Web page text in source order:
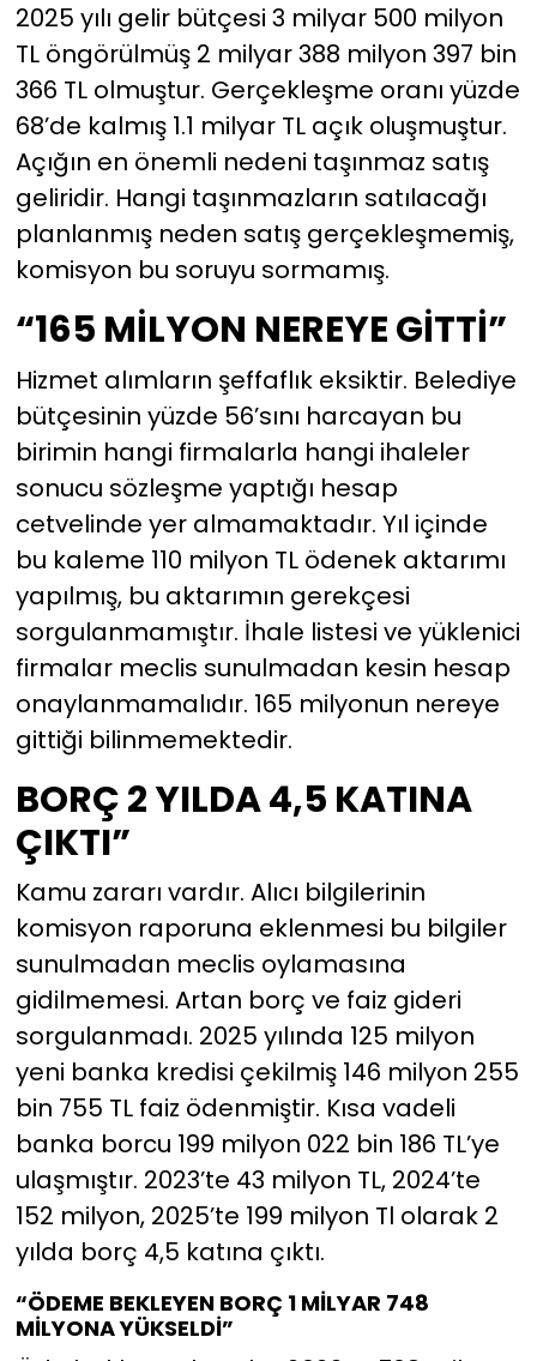
2025 yılı gelir bütçesi 3 milyar 500 milyon
TL öngörülmüş 2 milyar 388 milyon 397 bin
366 TL olmuştur. Gerçekleşme oranı yüzde
68’de kalmış 1.1 milyar TL açık oluşmuştur.
Açığın en önemli nedeni taşınmaz satış
geliridir. Hangi taşınmazların satılacağı
planlanmış neden satış gerçekleşmemiş,
komisyon bu soruyu sormamış.
“165 MİLYON NEREYE GİTTİ”
Hizmet alımların şeffaflık eksiktir. Belediye
bütçesinin yüzde 56’sını harcayan bu
birimin hangi firmalarla hangi ihaleler
sonucu sözleşme yaptığı hesap
cetvelinde yer almamaktadır. Yıl içinde
bu kaleme 110 milyon TL ödenek aktarımı
yapılmış, bu aktarımın gerekçesi
sorgulanmamıştır. İhale listesi ve yüklenici
firmalar meclis sunulmadan kesin hesap
onaylanmamalıdır. 165 milyonun nereye
gittiği bilinmemektedir.
BORÇ 2 YILDA 4,5 KATINA
ÇIKTI”
Kamu zararı vardır. Alıcı bilgilerinin
komisyon raporuna eklenmesi bu bilgiler
sunulmadan meclis oylamasına
gidilmemesi. Artan borç ve faiz gideri
sorgulanmadı. 2025 yılında 125 milyon
yeni banka kredisi çekilmiş 146 milyon 255
bin 755 TL faiz ödenmiştir. Kısa vadeli
banka borcu 199 milyon 022 bin 186 TL’ye
ulaşmıştır. 2023’te 43 milyon TL, 2024’te
152 milyon, 2025’te 199 milyon Tl olarak 2
yılda borç 4,5 katına çıktı.
“ÖDEME BEKLEYEN BORÇ 1 MİLYAR 748
MİLYONA YÜKSELDİ”